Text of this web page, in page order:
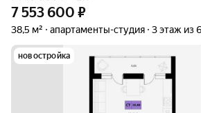
7 553 600 ₽
38,5 м² апартаменты-студия 3 этаж из 6
новостройка